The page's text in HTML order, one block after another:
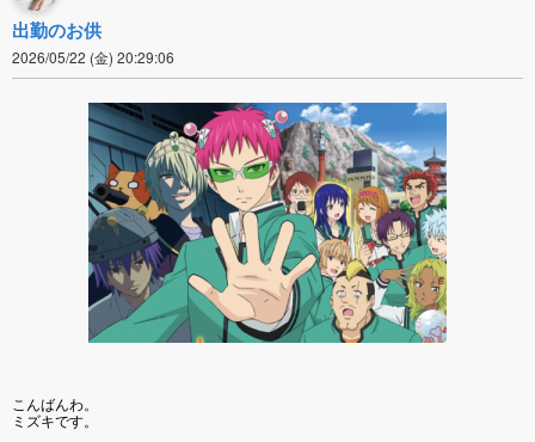
出勤のお供
2026/05/22 (金) 20:29:06
こんばんわ。
ミズキです。